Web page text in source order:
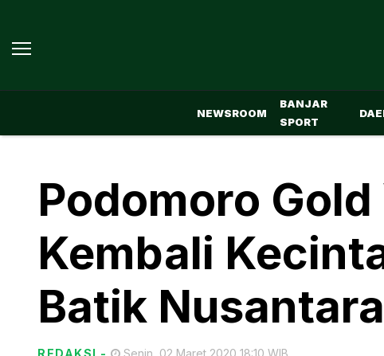
NEWSROOM
BANJAR
SPORT
Podomoro
Kembali
Batik Nusantara